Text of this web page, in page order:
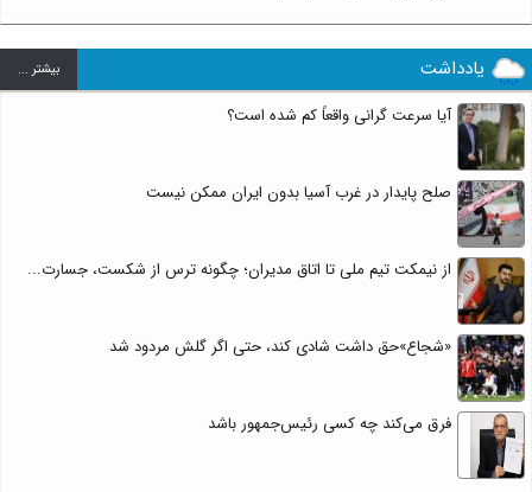
یادداشت بيشتر ...
آیا سرعت گرانی واقعاً کم شده است؟
صلح پایدار در غرب آسیا بدون ایران ممکن نیست
از نیمکت تیم ملی تا اتاق مدیران؛ چگونه ترس از شکست، جسارت...
«شجاع»حق داشت شادی کند، حتی اگر گلش مردود شد
فرق می‌کند چه کسی رئیس‌جمهور باشد